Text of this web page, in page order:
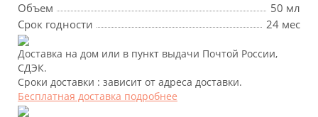
Объем
50 мл
Срок годности
24 мес
Доставка на дом или в пункт выдачи Почтой России,
СДЭК.
Сроки доставки : зависит от адреса доставки.
Бесплатная доставка подробнее